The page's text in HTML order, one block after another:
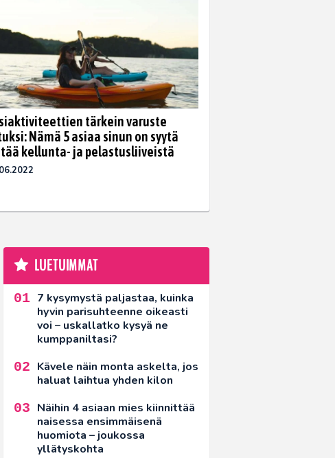
tärkein varuste
Nämä 5 asiaa sinun on syytä
kellunta- ja pelastusliiveistä
LUETUIMMAT
7 kysymystä paljastaa, kuinka
hyvin parisuhteenne oikeasti
voi – uskallatko kysyä ne
kumppaniltasi?
Kävele näin monta askelta, jos
haluat laihtua yhden kilon
Näihin 4 asiaan mies kiinnittää
naisessa ensimmäisenä
huomiota – joukossa
yllätyskohta